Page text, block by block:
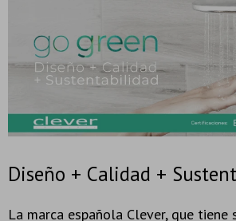
Diseño + Calidad +
La marca española Clever, que tiene